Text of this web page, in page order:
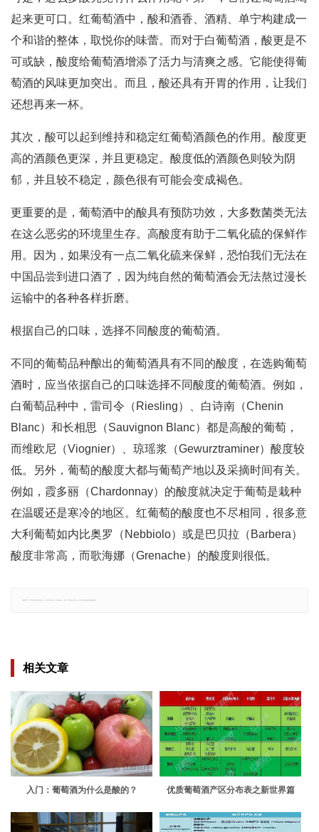
起来更可口。红葡萄酒中，酸和酒香、酒精、单宁构建成一
个和谐的整体，取悦你的味蕾。而对于白葡萄酒，酸更是不
可或缺，酸度给葡萄酒增添了活力与清爽之感。它能使得葡
萄酒的风味更加突出。而且，酸还具有开胃的作用，让我们
还想再来一杯。
其次，酸可以起到维持和稳定红葡萄酒颜色的作用。酸度更
高的酒颜色更深，并且更稳定。酸度低的酒颜色则较为阴
郁，并且较不稳定，颜色很有可能会变成褐色。
更重要的是，葡萄酒中的酸具有预防功效，大多数菌类无法
在这么恶劣的环境里生存。高酸度有助于二氧化硫的保鲜作
用。因为，如果没有一点二氧化硫来保鲜，恐怕我们无法在
中国品尝到进口酒了，因为纯自然的葡萄酒会无法熬过漫长
运输中的各种各样折磨。
根据自己的口味，选择不同酸度的葡萄酒。
不同的葡萄品种酿出的葡萄酒具有不同的酸度，在选购葡萄
酒时，应当依据自己的口味选择不同酸度的葡萄酒。例如，
白葡萄品种中，雷司令（Riesling）、白诗南（Chenin
Blanc）和长相思（Sauvignon Blanc）都是高酸的葡萄，
而维欧尼（Viognier）、琼瑶浆（Gewurztraminer）酸度较
低。另外，葡萄的酸度大都与葡萄产地以及采摘时间有关。
例如，霞多丽（Chardonnay）的酸度就决定于葡萄是栽种
在温暖还是寒冷的地区。红葡萄的酸度也不尽相同，很多意
大利葡萄如内比奥罗（Nebbiolo）或是巴贝拉（Barbera）
酸度非常高，而歌海娜（Grenache）的酸度则很低。
相关文章
入门：葡萄酒为什么是酸的？ 优质葡萄酒产区分布表之新世界篇